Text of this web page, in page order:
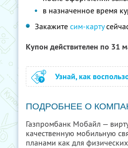
в назначенное время
Закажите сим-карту
Купон действителен по 31
Узнай, как
ПОДРОБНЕЕ О
Газпромбанк Мобайл —
качественную мобильную
планами как для